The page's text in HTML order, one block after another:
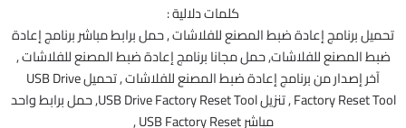
كلمات دلالية :
تحميل برنامج إعادة ضبط المصنع للفلاشات , حمل برابط مباشر برنامج إعادة
ضبط المصنع للفلاشات, حمل مجانا برنامج إعادة ضبط المصنع للفلاشات ,
آخر إصدار من برنامج إعادة ضبط المصنع للفلاشات , تحميل USB Drive
Factory Reset Tool , تنزيل USB Drive Factory Reset Tool, حمل برابط واحد
مباشر USB Factory Reset ,